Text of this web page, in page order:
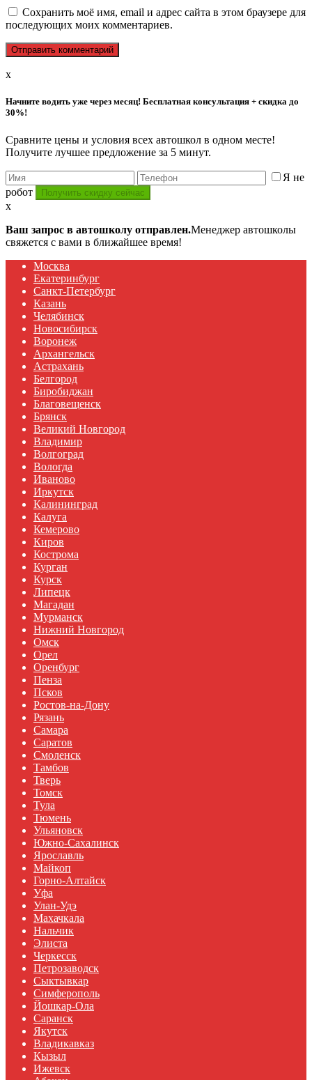
Сохранить моё имя, email и адрес сайта в этом браузере для
последующих моих комментариев.
x
Начните водить уже через месяц! Бесплатная консультация + скидка до
30%!
Сравните цены и условия всех автошкол в одном месте!
Получите лучшее предложение за 5 минут.
Я не
робот
x
Ваш запрос в автошколу отправлен.Менеджер автошколы
свяжется с вами в ближайшее время!
Москва
Екатеринбург
Санкт-Петербург
Казань
Челябинск
Новосибирск
Воронеж
Архангельск
Астрахань
Белгород
Биробиджан
Благовещенск
Брянск
Великий Новгород
Владимир
Волгоград
Вологда
Иваново
Иркутск
Калининград
Калуга
Кемерово
Киров
Кострома
Курган
Курск
Липецк
Магадан
Мурманск
Нижний Новгород
Омск
Орел
Оренбург
Пенза
Псков
Ростов-на-Дону
Рязань
Самара
Саратов
Смоленск
Тамбов
Тверь
Томск
Тула
Тюмень
Ульяновск
Южно-Сахалинск
Ярославль
Майкоп
Горно-Алтайск
Уфа
Улан-Удэ
Махачкала
Нальчик
Элиста
Черкесск
Петрозаводск
Сыктывкар
Симферополь
Йошкар-Ола
Саранск
Якутск
Владикавказ
Кызыл
Ижевск